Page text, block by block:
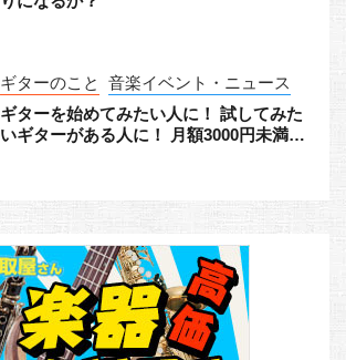
ギターのこと
音楽イベント・ニュース
ギターを始めてみたい人に！ 試してみた
いギターがある人に！ 月額3000円未満か